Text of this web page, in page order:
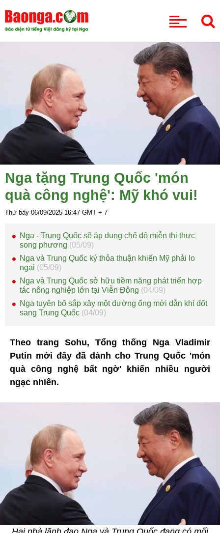
Nga tặng Trung Quốc 'món
quà công nghệ': Mỹ khó vui!
Thứ bảy 06/09/2025 16:47 GMT + 7
Nga - Trung Quốc sẽ áp dụng chế độ miễn thị thực
song phương (05/09)
Nga và Trung Quốc ký thỏa thuận khiến Mỹ phải lo
ngại (05/09)
Nga và Trung Quốc sở hữu tiềm năng phát triển hợp
tác nông nghiệp lớn tại Viễn Đông (04/09)
Nga tuyên bố sắp xây một đường ống mới dẫn khí đốt
sang Trung Quốc (04/09)
Theo trang Sohu, Tổng thống Nga Vladimir
Putin mới đây đã dành cho Trung Quốc 'món
quà công nghệ bất ngờ' khiến nhiều người
ngạc nhiên.